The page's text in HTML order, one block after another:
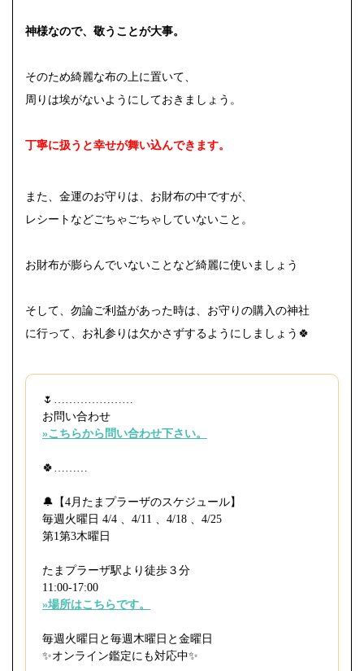
神様なので、敬うことが大事。
そのため綺麗な布の上に置いて、
周りは埃がないようにしておきましょう。
丁寧に扱うと幸せが舞い込んできます。
また、金運のお守りは、お財布の中ですが、
レシートなどごちゃごちゃしていないこと。
お財布が膨らんでいないことなど綺麗に使いましょう
そして、勿論ご利益があった時は、お守りの購入の神社
に行って、お礼参りは欠かさずするようにしましょう🍀
🌷⁡…………………
お問い合わせ
»こちらから問い合わせ下さい。
🍀………
🔔【4月たまプラーザのスケジュール】
毎週火曜日 4/4 、4/11 、4/18 、4/25
第1第3木曜日
たまプラーザ駅より徒歩３分
11:00-17:00
»場所はこちらです。
毎週火曜日と毎週木曜日と金曜日
⁡✨オンライン鑑定にも対応中✨